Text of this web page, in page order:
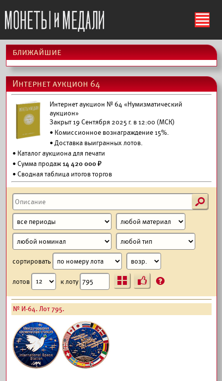
ś
ближайшие
Интернет аукцион 64
Интернет аукцион № 64 «Нумизматический
аукцион»
Закрыт 19 Сентября 2025 г. в 12:00 (МСК)
• Комиссионное вознаграждение 15%.
•Доставка выигранных лотов.
• Каталог аукциона для печати
• Сумма продаж14 420 000 ₽
• Сводная таблица итогов торгов
s
сортировать
лотов к лоту Ъ ?
№ И-64. Лот 795.